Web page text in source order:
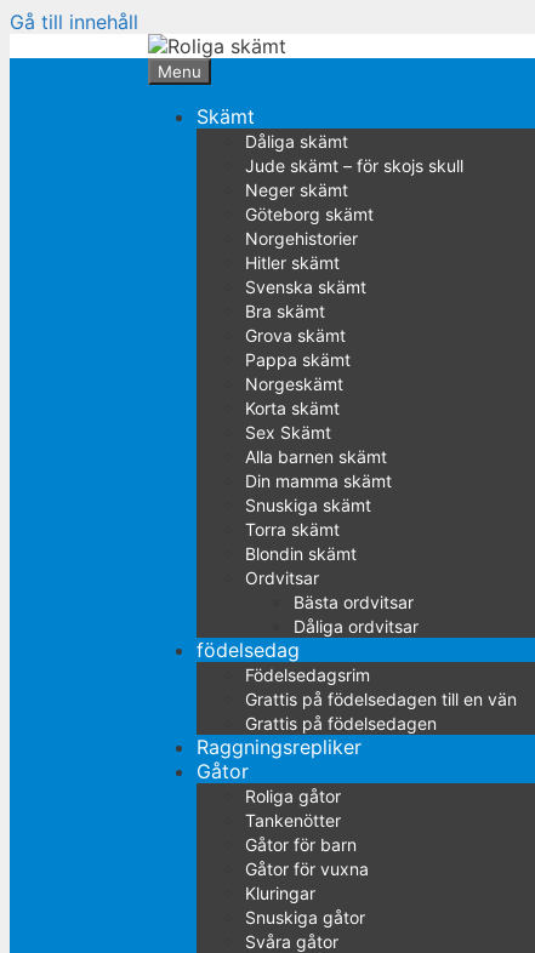
Gå till innehåll
Menu
Skämt
Dåliga skämt
Jude skämt – för skojs skull
Neger skämt
Göteborg skämt
Norgehistorier
Hitler skämt
Svenska skämt
Bra skämt
Grova skämt
Pappa skämt
Norgeskämt
Korta skämt
Sex Skämt
Alla barnen skämt
Din mamma skämt
Snuskiga skämt
Torra skämt
Blondin skämt
Ordvitsar
Bästa ordvitsar
Dåliga ordvitsar
födelsedag
Födelsedagsrim
Grattis på födelsedagen till en vän
Grattis på födelsedagen
Raggningsrepliker
Gåtor
Roliga gåtor
Tankenötter
Gåtor för barn
Gåtor för vuxna
Kluringar
Snuskiga gåtor
Svåra gåtor